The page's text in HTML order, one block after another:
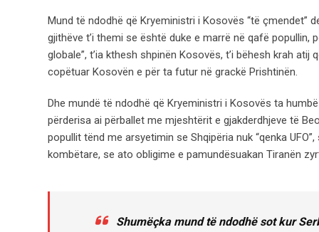
Mund të ndodhë që Kryeministri i Kosovës “të çmendet”
gjithëve t’i themi se është duke e marrë në qafë
globale”, t’ia kthesh shpinën Kosovës, t’i bëhesh krah
copëtuar Kosovën e për ta futur në grackë Prishtinën.
Dhe mundë të ndodhë që Kryeministri i Kosovës ta
përderisa ai përballet me mjeshtërit e gjakderdhjeve të
popullit tënd me arsyetimin se Shqipëria nuk “qenka
kombëtare, se ato obligime e pamundësuakan Tiranën
Shumëçka mund të ndodhë sot kur